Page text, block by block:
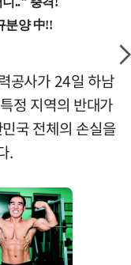
공사가 24일 하남
정 지역의 반대가
국 전체의 손실을
.